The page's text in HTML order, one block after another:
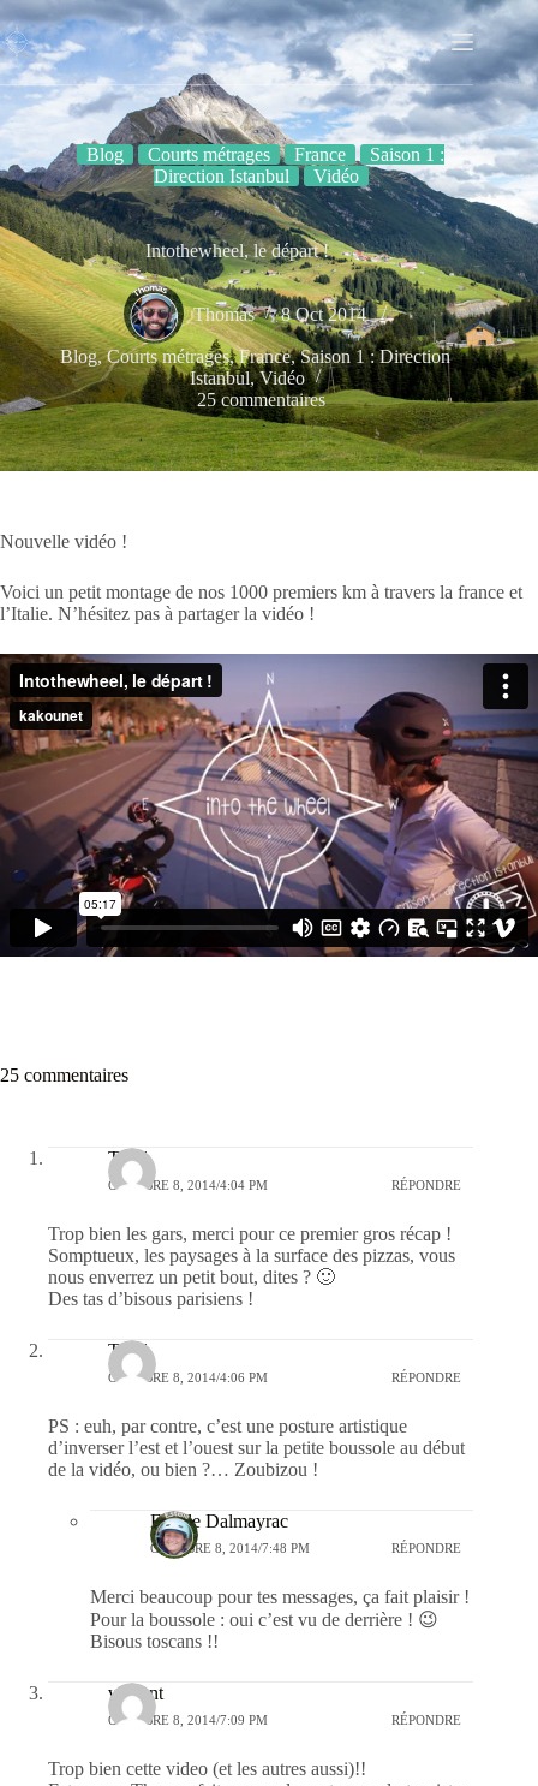
Passer
au
contenu
Blog Courts métrages France
Saison 1 :
Direction Istanbul
Vidéo
Intothewheel, le départ !
Thomas 8 Oct 2014
Blog,Courts métrages,France,Saison 1 : Direction
Istanbul,Vidéo
25 commentaires
Nouvelle vidéo !
Voici un petit montage de nos 1000 premiers km à travers la france et
l’Italie. N’hésitez pas à partager la vidéo !
25 commentaires
Twld
OCTOBRE 8, 2014/4:04 PM RÉPONDRE
Trop bien les gars, merci pour ce premier gros récap !
Somptueux, les paysages à la surface des pizzas, vous
nous enverrez un petit bout, dites ? 🙂
Des tas d’bisous parisiens !
Twld
OCTOBRE 8, 2014/4:06 PM RÉPONDRE
PS : euh, par contre, c’est une posture artistique
d’inverser l’est et l’ouest sur la petite boussole au début
de la vidéo, ou bien ?… Zoubizou !
Estelle Dalmayrac
OCTOBRE 8, 2014/7:48 PM RÉPONDRE
Merci beaucoup pour tes messages, ça fait plaisir !
Pour la boussole : oui c’est vu de derrière ! 😉
Bisous toscans !!
vincent
OCTOBRE 8, 2014/7:09 PM RÉPONDRE
Trop bien cette video (et les autres aussi)!!